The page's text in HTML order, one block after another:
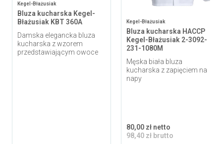
Kegel-Błażusiak
Bluza kucharska Kegel-
Błażusiak KBT 360A
Damska elegancka bluza
kucharska z wzorem
przedstawiającym owoce
Kegel-Błażusiak
Bluza kucharska HACCP
Kegel-Błażusiak 2-3092-
231-1080M
Męska biała bluza
kucharska z zapięciem na
napy
80,00 zł netto
98,40 zł brutto